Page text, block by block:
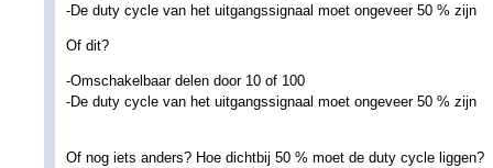
-De duty cycle van het uitgangssignaal moet ongeveer 50 % zijn
Of dit?
-Omschakelbaar delen door 10 of 100
-De duty cycle van het uitgangssignaal moet ongeveer 50 % zijn
Of nog iets anders? Hoe dichtbij 50 % moet de duty cycle liggen?